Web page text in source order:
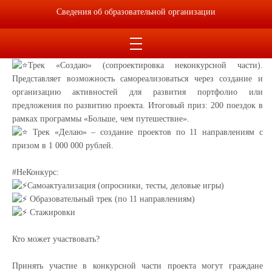
но есть идеи. Трек подразумевает участие в голосованиях и
исследованиях, конкурс предложений по изменению среды вуза.
Трек «Создаю» (сопроектировка неконкурсной части).
Представляет возможность самореализоваться через создание и
организацию активностей для развития портфолио или
предложения по развитию проекта. Итоговый приз: 200 поездок в
рамках программы «Больше, чем путешествие».
Трек «Делаю» – создание проектов по 11 направлениям с
призом в 1 000 000 рублей.
#НеКонкурс:
Самоактуализация (опросники, тесты, деловые игры)
Образовательный трек (по 11 направлениям)
Стажировки
Кто может участвовать?
Принять участие в конкурсной части проекта могут граждане
Сведения об образовательной организации